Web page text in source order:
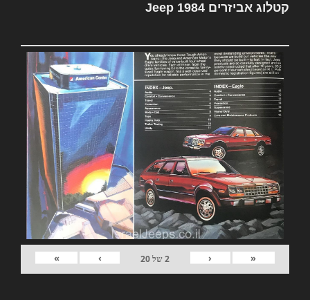
קטלוג אביזרים Jeep 1984
«
‹
2של20
›
»